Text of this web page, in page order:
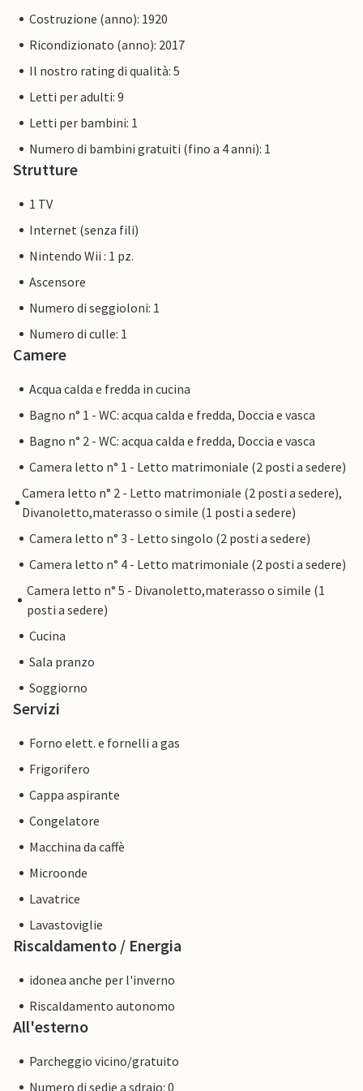
gastronomico, trasferimenti privati, noleggio di
motoscafi e gommoni, noleggio auto o autista privato.
Servizi aggiuntivi presso la struttura: corsi di cucina,
ecc.), babysitting, animazione per bambini, dog-sitting,
organizzazione di eventi e compleanni, corsi di lingua
italiana, corsi di degustazione. Si consiglia la
prenotazione anticipata.
Costruzione (anno): 1920
Ricondizionato (anno): 2017
Il nostro rating di qualità: 5
Letti per adulti: 9
Letti per bambini: 1
Numero di bambini gratuiti (fino a 4 anni): 1
Strutture
1 TV
Internet (senza fili)
Nintendo Wii : 1 pz.
Ascensore
Numero di seggioloni: 1
Numero di culle: 1
Camere
Acqua calda e fredda in cucina
Bagno n° 1 - WC: acqua calda e fredda, Doccia e vasca
Bagno n° 2 - WC: acqua calda e fredda, Doccia e vasca
Camera letto n° 1 - Letto matrimoniale (2 posti a sedere)
Camera letto n° 2 - Letto matrimoniale (2 posti a sedere),
Divanoletto,materasso o simile (1 posti a sedere)
Camera letto n° 3 - Letto singolo (2 posti a sedere)
Camera letto n° 4 - Letto matrimoniale (2 posti a sedere)
Camera letto n° 5 - Divanoletto,materasso o simile (1
posti a sedere)
Cucina
Sala pranzo
Soggiorno
Servizi
Forno elett. e fornelli a gas
Frigorifero
Cappa aspirante
Congelatore
Macchina da caffè
Microonde
Lavatrice
Lavastoviglie
Riscaldamento / Energia
idonea anche per l'inverno
Riscaldamento autonomo
All'esterno
Parcheggio vicino/gratuito
Numero di sedie a sdraio: 0